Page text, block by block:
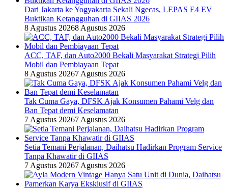
Dari Jakarta ke Yogyakarta Sekali Ngecas, LEPAS E4 EV
Buktikan Ketangguhan di GIIAS 2026
8 Agustus 20268 Agustus 2026
ACC, TAF, dan Auto2000 Bekali Masyarakat Strategi Pilih
Mobil dan Pembiayaan Tepat
8 Agustus 20267 Agustus 2026
Tak Cuma Gaya, DFSK Ajak Konsumen Pahami Velg dan
Ban Tepat demi Keselamatan
7 Agustus 20267 Agustus 2026
Setia Temani Perjalanan, Daihatsu Hadirkan Program Service
Tanpa Khawatir di GIIAS
7 Agustus 20267 Agustus 2026